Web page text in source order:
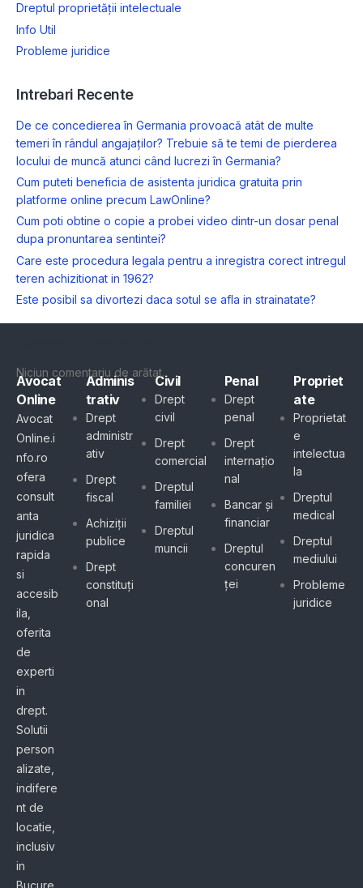
Dreptul proprietății intelectuale
Info Util
Probleme juridice
Intrebari Recente
De ce concedierea în Germania provoacă atât de multe
temeri în rândul angajaților? Trebuie să te temi de pierderea
locului de muncă atunci când lucrezi în Germania?
Cum puteti beneficia de asistenta juridica gratuita prin
platforme online precum LawOnline?
Cum poti obtine o copie a probei video dintr-un dosar penal
dupa pronuntarea sentintei?
Care este procedura legala pentru a inregistra corect intregul
teren achizitionat in 1962?
Este posibil sa divortezi daca sotul se afla in strainatate?
Niciun comentariu de arătat.
Avocat
Online
Avocat
Online.i
nfo.ro
ofera
consult
anta
juridica
rapida
si
accesib
ila,
oferita
de
experti
in
drept.
Solutii
person
alizate,
indifere
nt de
locatie,
inclusiv
in
Bucure
Adminis
trativ
Drept
administr
ativ
Drept
fiscal
Achiziții
publice
Drept
constituți
onal
Civil
Drept
civil
Drept
comercial
Dreptul
familiei
Dreptul
muncii
Penal
Drept
penal
Drept
internațio
nal
Bancar și
financiar
Dreptul
concuren
ței
Propriet
ate
Proprietat
e
intelectua
la
Dreptul
medical
Dreptul
mediului
Probleme
juridice